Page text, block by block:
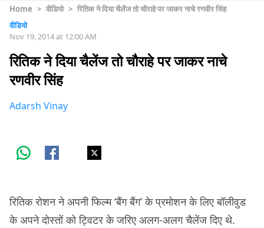
Home > वीडियो > रितिक ने दिया चैलेंज तो चौराहे पर जाकर नाचे रणवीर सिंह
वीडियो
Nov 19, 2014 at 12:00 AM
रितिक ने दिया चैलेंज तो चौराहे पर जाकर नाचे
रणवीर सिंह
Adarsh Vinay
रितिक रोशन ने अपनी फिल्म ‘बैंग बैंग’ के प्रमोशन के लिए बॉलीवुड
के अपने दोस्तों को ट्विटर के जरिए अलग-अलग चैलेंज दिए थे.